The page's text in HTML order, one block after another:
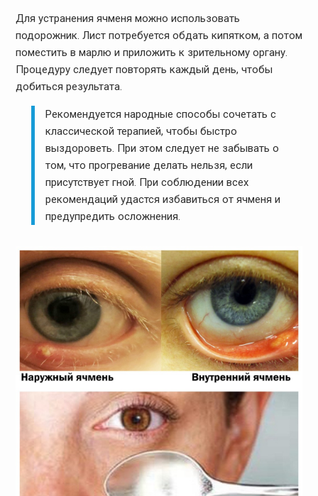
Для устранения ячменя можно использовать
подорожник. Лист потребуется обдать кипятком, а потом
поместить в марлю и приложить к зрительному органу.
Процедуру следует повторять каждый день, чтобы
добиться результата.
Рекомендуется народные способы сочетать с
классической терапией, чтобы быстро
выздороветь. При этом следует не забывать о
том, что прогревание делать нельзя, если
присутствует гной. При соблюдении всех
рекомендаций удастся избавиться от ячменя и
предупредить осложнения.